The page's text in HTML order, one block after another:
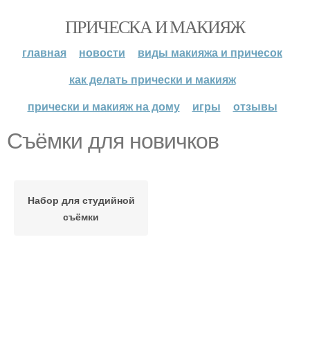
ПРИЧЕСКА И МАКИЯЖ
главная новости
виды макияжа и причесок
как делать прически и макияж
прически и макияж на дому
игры отзывы
Съёмки для новичков
Набор для студийной
съёмки